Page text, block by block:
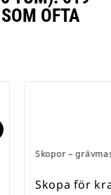
OFTA
Skopor –
Skopa för